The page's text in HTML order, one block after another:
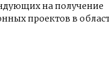
на получение
проектов в